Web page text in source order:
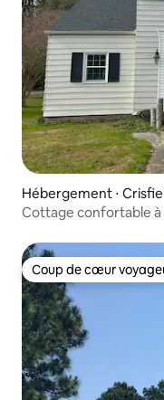
Hébergement ⋅
Cottage confortable à
Coup de cœur
Coup de cœur